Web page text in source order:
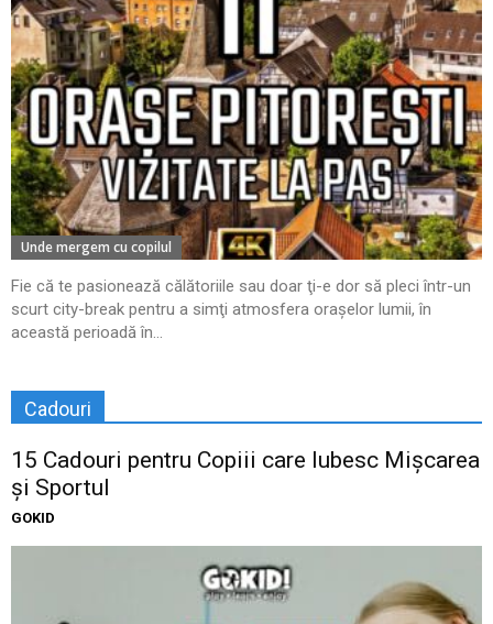
Unde mergem cu copilul
Fie că te pasionează călătoriile sau doar ţi-e dor să pleci într-un
scurt city-break pentru a simţi atmosfera oraşelor lumii, în
această perioadă în...
Cadouri
15 Cadouri pentru Copiii care Iubesc Mișcarea
și Sportul
GOKID